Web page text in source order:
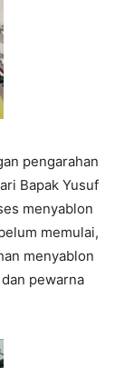
pengarahan
Bapak Yusuf
menyablon
memulai,
menyablon
pewarna